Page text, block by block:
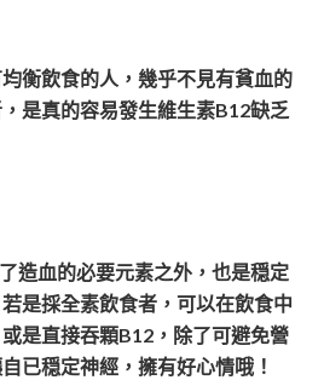
均衡飲食的人，幾乎不見有貧血的
是真的容易發生維生素B12缺乏
血的必要元素之外，也是穏定
是採全素飲食者，可以在飲食中
是直接吞顆B12，除了可避免營
已穏定神經，擁有好心情哦！